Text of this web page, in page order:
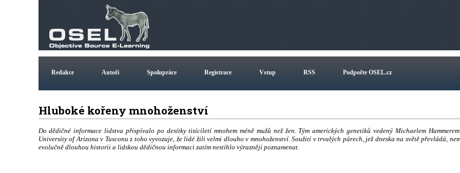
Redakce Autoři Spolupráce Registrace Vstup RSS Podpořte OSEL.cz
Hluboké kořeny mnohoženství
Do dědičné informace lidstva přispívalo po desítky tisíciletí mnohem méně mužů než žen. Tým amerických genetiků vedený Michaelem
University of Arizona v Tusconu z toho vyvozuje, že lidé žili velmi dlouho v mnohoženství. Soužití v trvalých párech, jež dneska na světě převládá,
evolučně dlouhou historii a lidskou dědičnou informaci zatím nestihlo výrazněji poznamenat.